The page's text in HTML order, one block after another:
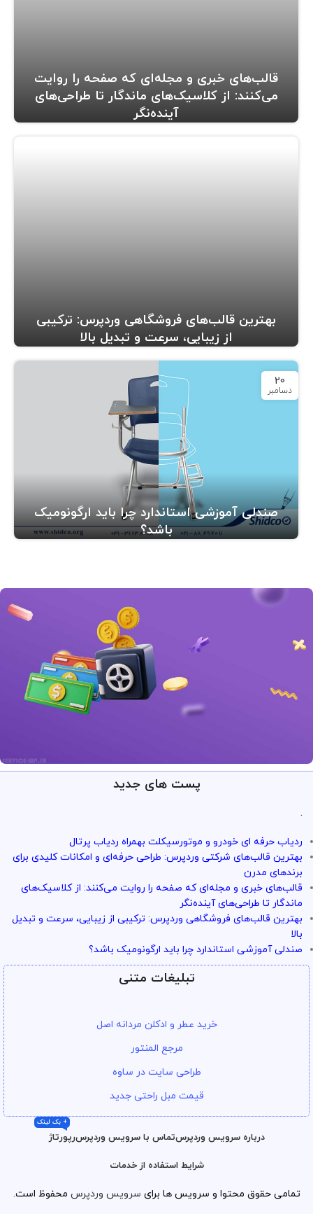
قالب‌های خبری و مجله‌ای که صفحه را روایت
می‌کنند: از کلاسیک‌های ماندگار تا طراحی‌های
آینده‌نگر
بهترین قالب‌های فروشگاهی وردپرس: ترکیبی
از زیبایی، سرعت و تبدیل بالا
20
دسامبر
صندلی آموزشی استاندارد چرا باید ارگونومیک
باشد؟
با خیال راحت میتونی از خدمات و سرویس ها استفاده کنی
پست های جدید
.
ردیاب حرفه ای خودرو و موتورسیکلت بهمراه ردیاب پرتال
بهترین قالب‌های شرکتی وردپرس: طراحی حرفه‌ای و امکانات کلیدی برای
برندهای مدرن
قالب‌های خبری و مجله‌ای که صفحه را روایت می‌کنند: از کلاسیک‌های
ماندگار تا طراحی‌های آینده‌نگر
بهترین قالب‌های فروشگاهی وردپرس: ترکیبی از زیبایی، سرعت و تبدیل
بالا
صندلی آموزشی استاندارد چرا باید ارگونومیک باشد؟
تبلیغات متنی
خرید عطر و ادکلن مردانه اصل
مرجع المنتور
طراحی سایت در ساوه
قیمت مبل راحتی جدید
درباره سرویس وردپرستماس با سرویس وردپرسرپورتاژ
+ بک لینک
شرایط استفاده از خدمات
تمامی حقوق محتوا و سرویس ها برای سرویس وردپرس محفوظ است.